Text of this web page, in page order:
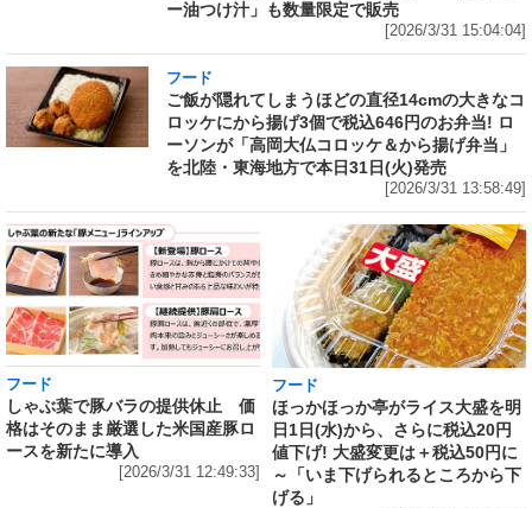
ー油つけ汁」も数量限定で販売
[2026/3/31 15:04:04]
フード
ご飯が隠れてしまうほどの直径14cmの大きなコ
ロッケにから揚げ3個で税込646円のお弁当! ロ
ーソンが「高岡大仏コロッケ＆から揚げ弁当」
を北陸・東海地方で本日31日(火)発売
[2026/3/31 13:58:49]
フード
しゃぶ葉で豚バラの提供休止 価
格はそのまま厳選した米国産豚ロ
ースを新たに導入
[2026/3/31 12:49:33]
フード
ほっかほっか亭がライス大盛を明
日1日(水)から、さらに税込20円
値下げ! 大盛変更は＋税込50円に
～「いま下げられるところから下
げる」